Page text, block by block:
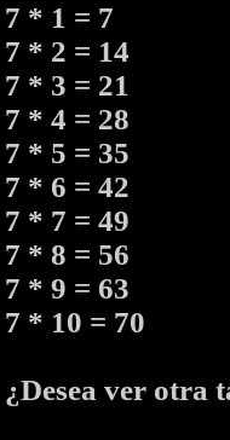
7 * 1 = 7
7 * 2 = 14
7 * 3 = 21
7 * 4 = 28
7 * 5 = 35
7 * 6 = 42
7 * 7 = 49
7 * 8 = 56
7 * 9 = 63
7 * 10 = 70
¿Desea ver otra